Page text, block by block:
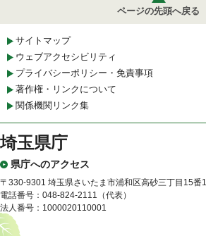
ページの先頭へ戻る
サイトマップ
ウェブアクセシビリティ
プライバシーポリシー・免責事項
著作権・リンクについて
関係機関リンク集
埼玉県庁
県庁へのアクセス
〒330-9301 埼玉県さいたま市浦和区高砂三丁目15番
電話番号：048-824-2111（代表）
法人番号：1000020110001